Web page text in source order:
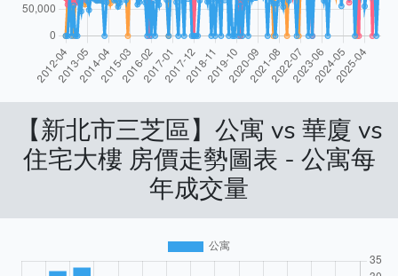
【新北市三芝區】公寓 vs 華廈 vs
住宅大樓 房價走勢圖表 - 公寓每
年成交量